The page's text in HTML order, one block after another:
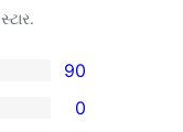
સ્ટાર.
90
0